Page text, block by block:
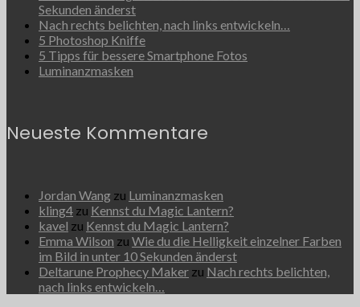
Sekunden änderst
Nach rechts belichten, nach links entwickeln…
5 Photoshop Kniffe
5 Tipps für bessere Smartphone Fotos
Luminanzmasken
Neueste Kommentare
Jordan Wang zu Luminanzmasken
kling4 zu Kennst du Magic Lantern?
kavel zu Kennst du Magic Lantern?
Emma Wilson zu Wie du die Helligkeit einzelner Farben
im Bild in unter 10 Sekunden änderst
Deltarune Prophecy Maker zu Nach rechts belichten,
nach links entwickeln…